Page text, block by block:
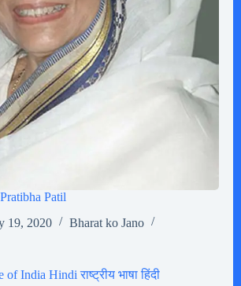
Patil
19, 2020
Bharat ko Jano